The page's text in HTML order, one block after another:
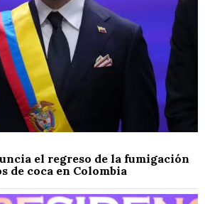
el regreso de la fumigación
de coca en Colombia